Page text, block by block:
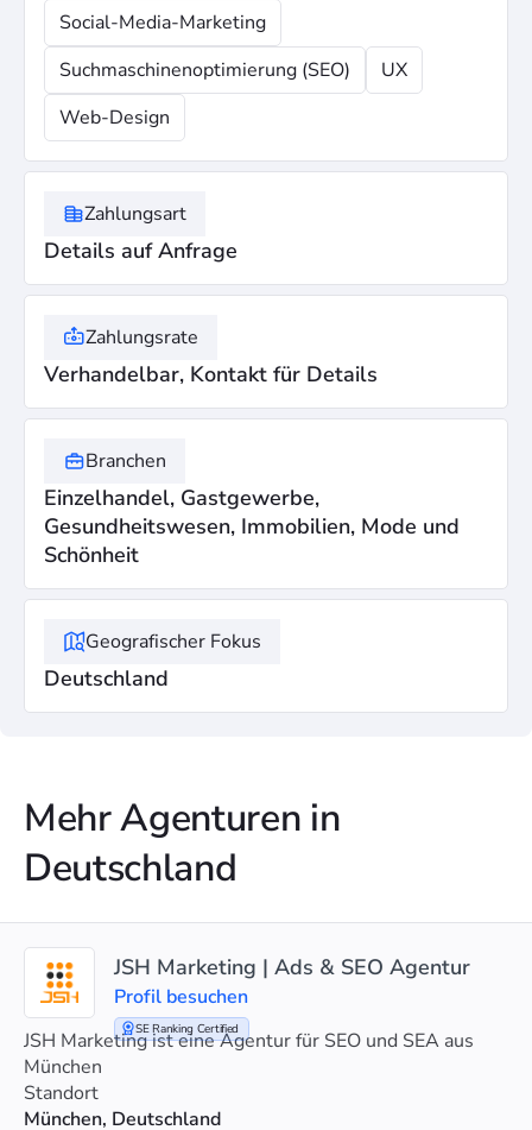
Social-Media-Marketing
Suchmaschinenoptimierung (SEO)
UX
Web-Design
Zahlungsart
Details auf Anfrage
Zahlungsrate
Verhandelbar, Kontakt für Details
Branchen
Einzelhandel, Gastgewerbe,
Gesundheitswesen, Immobilien, Mode und
Schönheit
Geografischer Fokus
Deutschland
Mehr Agenturen in
Deutschland
SE Ranking Certified
JSH Marketing | Ads & SEO Agentur
Profil besuchen
JSH Marketing ist eine Agentur für SEO und SEA aus
München
Standort
München, Deutschland